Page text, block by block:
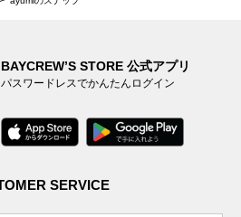
BAYCREW’S STORE 公式アプリ
パスワードレスでかんたんログイン
SERVICE